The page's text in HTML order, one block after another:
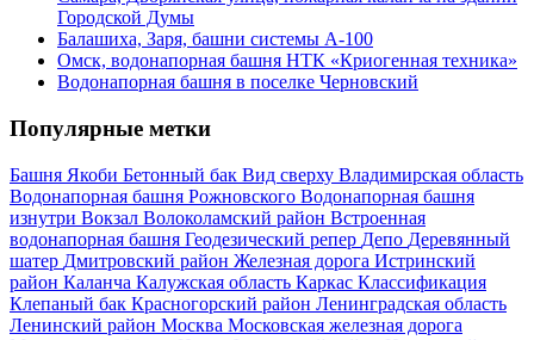
Городской Думы
Балашиха, Заря, башни системы А-100
Омск, водонапорная башня НТК «Криогенная техника»
Водонапорная башня в поселке Черновский
Популярные метки
Башня Якоби Бетонный бак Вид сверху Владимирская область
Водонапорная башня Рожновского Водонапорная башня
изнутри Вокзал Волоколамский район Встроенная
водонапорная башня Геодезический репер Депо Деревянный
шатер Дмитровский район Железная дорога Истринский
район Каланча Калужская область Каркас Классификация
Клепаный бак Красногорский район Ленинградская область
Ленинский район Москва Московская железная дорога